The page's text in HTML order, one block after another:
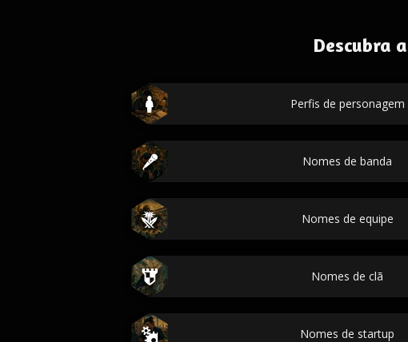
Descubra
Perfis de personagem
Nomes de banda
Nomes de equipe
Nomes de clã
Nomes de startup